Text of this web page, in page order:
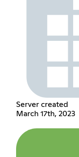
Server created
March 17th, 2023